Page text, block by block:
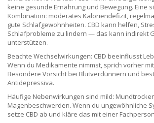
keine gesunde Ernährung und Bewegung. Eine
Kombination: moderates Kaloriendefizit,
gute Schlafgewohnheiten. CBD kann helfen,
Schlafprobleme zu lindern — das kann indirekt
unterstützen.
Beachte Wechselwirkungen: CBD beeinflusst
Wenn du Medikamente nimmst, sprich vorher
Besondere Vorsicht bei Blutverdünnern und
Antidepressiva.
Häufige Nebenwirkungen sind mild:
Magenbeschwerden. Wenn du ungewöhnliche
setze CBD ab und kläre das mit einer